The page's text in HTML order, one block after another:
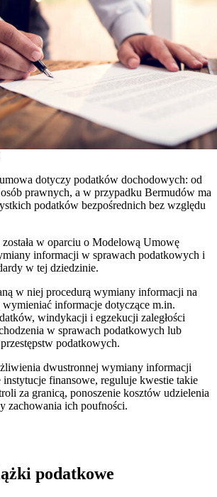
dotyczy podatków dochodowych: od
prawnych, a w przypadku Bermudów ma
podatków bezpośrednich bez względu
w oparciu o Modelową Umowę
informacji w sprawach podatkowych i
w tej dziedzinie.
w niej procedurą wymiany informacji na
wymieniać informacje dotyczące m.in.
windykacji i egzekucji zaległości
w sprawach podatkowych lub
podatkowych.
dwustronnej wymiany informacji
instytucje finansowe, reguluje kwestie takie
za granicą, ponoszenie kosztów udzielenia
zachowania ich poufności.
podatkowe